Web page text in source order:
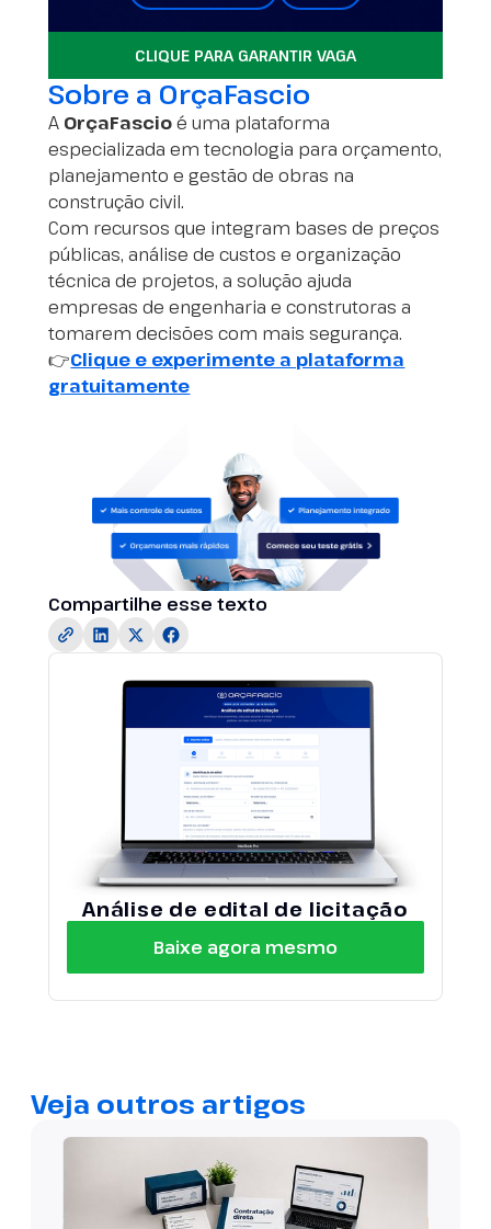
CLIQUE PARA GARANTIR VAGA
Sobre a OrçaFascio
A OrçaFascioé uma plataforma
especializada em tecnologia para orçamento,
planejamento e gestão de obras na
construção civil.
Com recursos que integram bases de preços
públicas, análise de custos e organização
técnica de projetos, a solução ajuda
empresas de engenharia e construtoras a
tomarem decisões com mais segurança.
👉Clique e experimente a plataforma
gratuitamente
Compartilhe esse texto
Análise de edital de licitação
Baixe agora mesmo
Veja outros artigos